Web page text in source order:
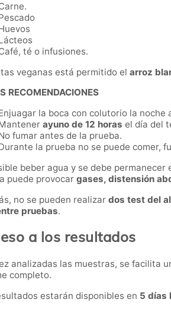
té o infusiones.
veganas está permitido el arroz
RECOMENDACIONES
la boca con colutorio la
ayuno de 12 horas el día del
fumar antes de la prueba.
la prueba no se puede comer,
beber agua y se debe
puede provocar gases, distensión
no se pueden realizar dos test del
pruebas.
a los resultados
analizadas las muestras, se facilita
completo.
estarán disponibles en 5 días